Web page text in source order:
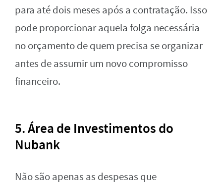
para até dois meses após a contratação. Isso
pode proporcionar aquela folga necessária
no orçamento de quem precisa se organizar
antes de assumir um novo compromisso
financeiro.
5. Área de Investimentos do
Nubank
Não são apenas as despesas que